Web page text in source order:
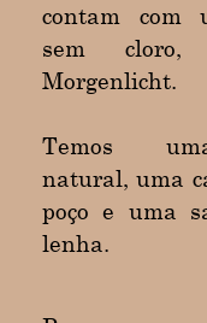
contam com
sem
Morgenlicht.
Temos
natural, uma
poço e uma
lenha.